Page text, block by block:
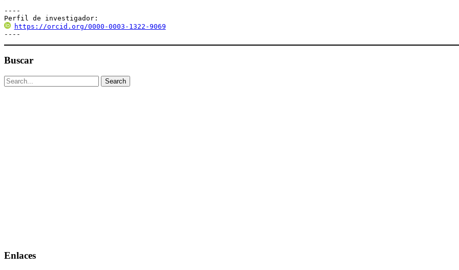
----
Perfil de investigador:
https://orcid.org/0000-0003-1322-9069
----
Buscar
Enlaces